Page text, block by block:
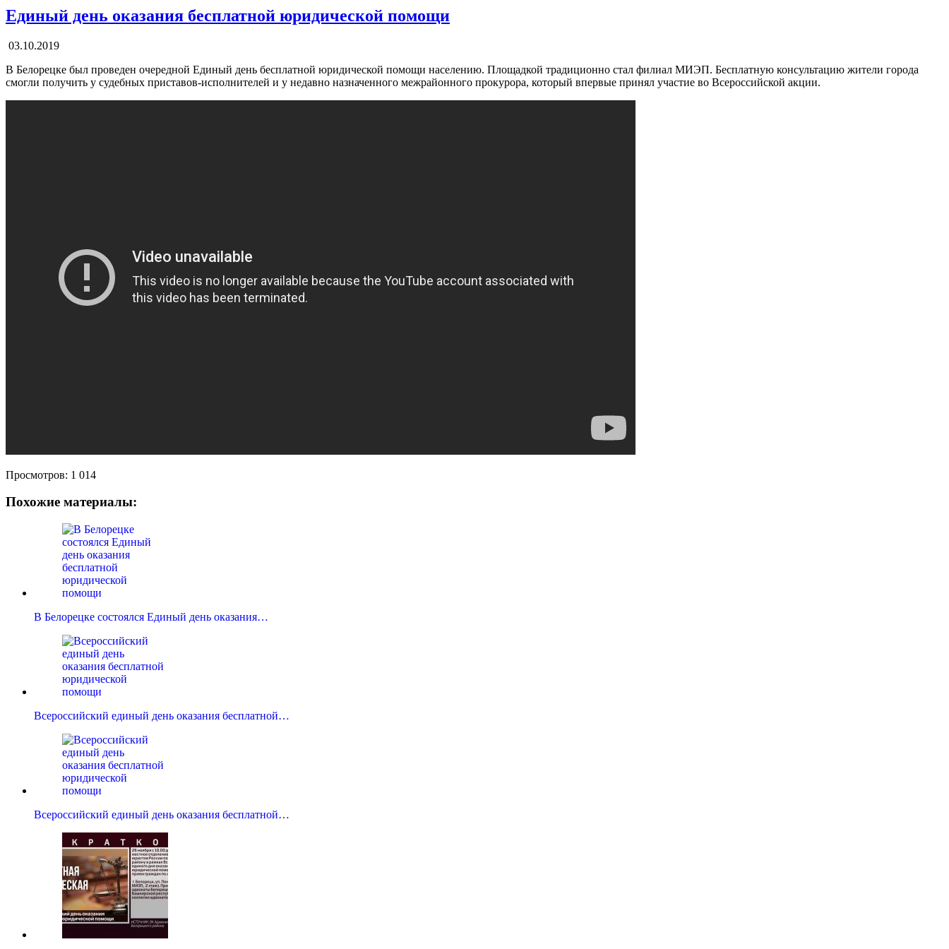
Единый день оказания бесплатной юридической помощи
03.10.2019
В Белорецке был проведен очередной Единый день бесплатной юридической помощи населению. Площадкой традиционно стал филиал МИЭП. Бесплатную консультацию жители города
смогли получить у судебных приставов-исполнителей и у недавно назначенного межрайонного прокурора, который впервые принял участие во Всероссийской акции.
Просмотров: 1 014
Похожие материалы:
В Белорецке состоялся Единый день оказания…
Всероссийский единый день оказания бесплатной…
Всероссийский единый день оказания бесплатной…